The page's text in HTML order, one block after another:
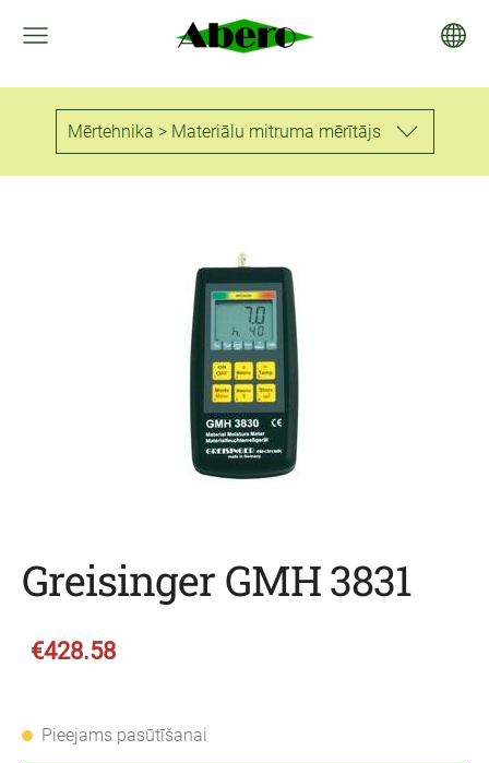
Mērtehnika > Materiālu mitruma mērītājs
Greisinger GMH 3831
€428.58
Pieejams pasūtīšanai